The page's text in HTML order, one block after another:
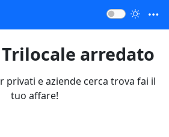
arredato
privati e aziende cerca trova fai il
tuo affare!